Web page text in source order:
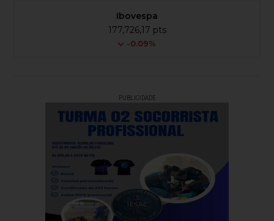
Ibovespa
177,726,17 pts
-0.09%
PUBLICIDADE